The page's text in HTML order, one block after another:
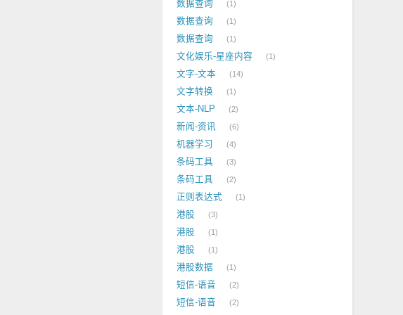
数据查询 1
数据查询 1
数据查询 1
文化娱乐-星座内容 1
文字-文本 14
文字转换 1
文本-NLP 2
新闻-资讯 6
机器学习 4
条码工具 3
条码工具 2
正则表达式 1
港股 3
港股 1
港股 1
港股数据 1
短信-语音 2
短信-语音 2